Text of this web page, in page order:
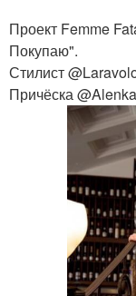
Проект Femme
Покупаю".
Стилист
Причёска